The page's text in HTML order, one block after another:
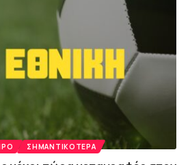
ΣΗΜΑΝΤΙΚΌΤΕΡΑ